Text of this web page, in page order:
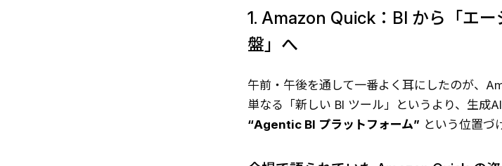
1. Amazon Quick：BI から「エ
盤」へ
午前・午後を通して一番よく耳にしたのが、
単なる「新しい BI ツール」というより、生成
“Agentic BI プラットフォーム” という位置づ